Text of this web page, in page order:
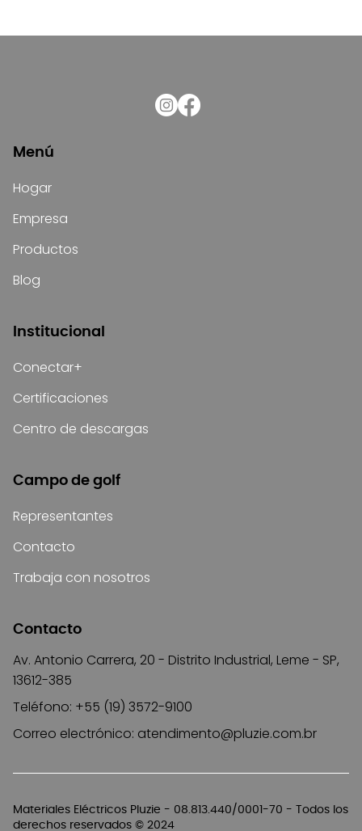
Materiales Eléctricos Pluzie - 08.813.440/0001-70 - Todos los
derechos reservados © 2024
Menú
Hogar
Empresa
Productos
Blog
Institucional
Conectar+
Certificaciones
Centro de descargas
Campo de golf
Representantes
Contacto
Trabaja con nosotros
Contacto
Av. Antonio Carrera, 20 - Distrito Industrial, Leme - SP,
13612-385
Teléfono: +55 (19) 3572-9100
Correo electrónico: atendimento@pluzie.com.br